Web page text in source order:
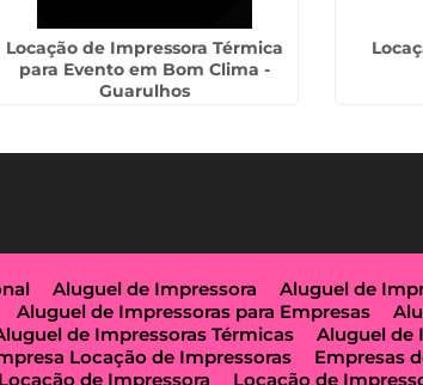
Locação de Impressora Térmica
para Evento em Bom Clima -
Guarulhos
Aluguel de Impressora Aluguel de
Aluguel de Impressoras para Empresas
de Impressoras Térmicas Aluguel de
Locação de Impressoras
Empresas
Locação de Impressora Locação de